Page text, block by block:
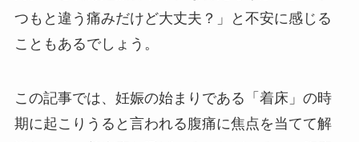
つもと違う痛みだけど大丈夫？」と不安に感じる
こともあるでしょう。
この記事では、妊娠の始まりである「着床」の時
期に起こりうると言われる腹痛に焦点を当てて解